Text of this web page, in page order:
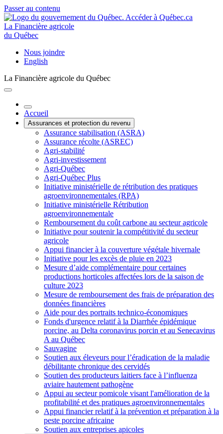
Passer au contenu
La Financière agricole
du Québec
Nous joindre
English
La Financière agricole du Québec
Accueil
Assurances et protection du revenu
Assurance stabilisation (ASRA)
Assurance récolte (ASREC)
Agri-stabilité
Agri-investissement
Agri-Québec
Agri-Québec Plus
Initiative ministérielle de rétribution des pratiques
agroenvironnementales (RPA)
Initiative ministérielle Rétribution
agroenvironnementale
Remboursement du coût carbone au secteur agricole
Initiative pour soutenir la compétitivité du secteur
agricole
Appui financier à la couverture végétale hivernale
Initiative pour les excès de pluie en 2023
Mesure d’aide complémentaire pour certaines
productions horticoles affectées lors de la saison de
culture 2023
Mesure de remboursement des frais de préparation des
données financières
Aide pour des portraits technico-économiques
Fonds d'urgence relatif à la Diarrhée épidémique
porcine, au Delta coronavirus porcin et au Senecavirus
A au Québec
Sauvagine
Soutien aux éleveurs pour l’éradication de la maladie
débilitante chronique des cervidés
Soutien des producteurs laitiers face à l’influenza
aviaire hautement pathogène
Appui au secteur pomicole visant l'amélioration de la
profitabilité et des pratiques agroenvironnementales
Appui financier relatif à la prévention et préparation à la
peste porcine africaine
Soutien aux entreprises apicoles